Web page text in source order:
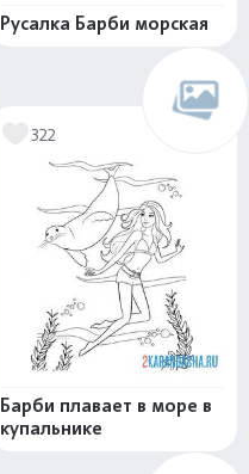
Русалка Барби морская
322
Барби плавает в море в
купальнике